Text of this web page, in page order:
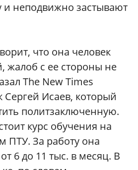
и неподвижно застывают
что она человек
жалоб с ее стороны не
The New Times
Исаев, который
политзаключенную.
курс обучения на
ПТУ. За работу она
6 до 11 тыс. в месяц. В